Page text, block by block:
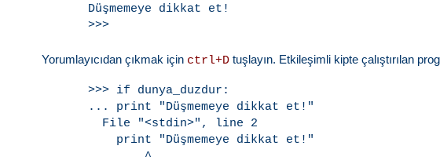
Düşmemeye dikkat et!
Yorumlayıcıdan çıkmak için ctrl+D tuşlayın. Etkileşimli kipte çalıştırılan
>>> if dunya_duzdur:
... print "Düşmemeye dikkat et!"
  File "<stdin>", line 2
    print "Düşmemeye dikkat et!"
        ^